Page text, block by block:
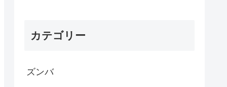
カテゴリー
ズンバ